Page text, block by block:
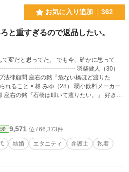
お気に入り追加 362
と重すぎるので返品したい。
変だと思ってた。 でも今、確かに思って
法律顧問 座右の銘『危ない橋ほど渡りた
れること × 柊 みゆ（28） 弱小飲料メーカー
右の銘『石橋は叩いて渡りたい。』 好き：
愛 9,571 位 / 66,373件
結婚 エタニティ 弁護士
執着